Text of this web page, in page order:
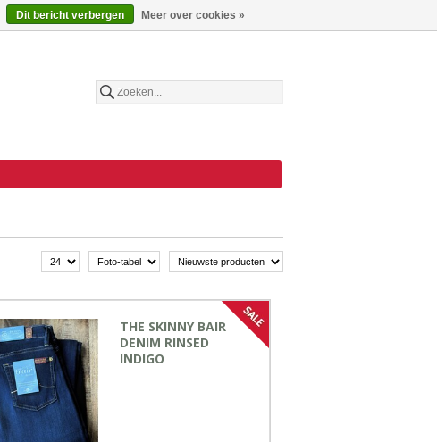
Nederlands
€
THE SKINNY BAIR
DENIM RINSED
INDIGO
Dit bericht verbergen Meer over cookies »